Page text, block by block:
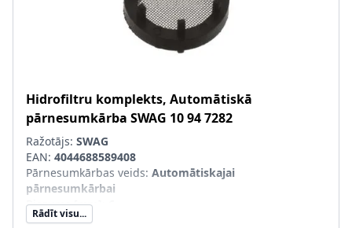
Hidrofiltru komplekts, Automātiskā
pārnesumkārba SWAG 10 94 7282
Ražotājs: SWAG
EAN: 4044688589408
Pārnesumkārbas veids: Automātiskajai
pārnesumkārbai
Biezums [mm]
Masa [kg]:0,005
Rādīt visu...